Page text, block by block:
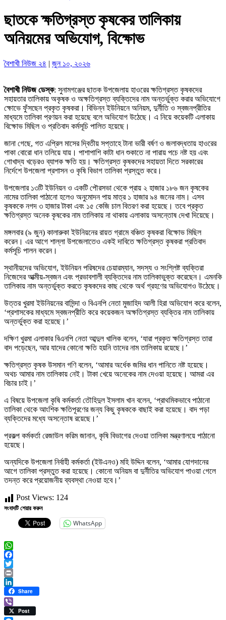
ছাতকে ক্ষতিগ্রস্ত কৃষকের তালিকায়
অনিয়মের অভিযোগ, বিক্ষোভ
বৈশাখী নিউজ ২৪ | জুন ১০, ২০২৬
বৈশাখী নিউজ ডেস্ক: সুনামগঞ্জের ছাতক উপজেলায় হাওরের ক্ষতিগ্রস্ত কৃষকদের
সহায়তার তালিকায় অকৃষক ও অক্ষতিগ্রস্ত ব্যক্তিদের নাম অন্তর্ভুক্ত করার অভিযোগে
ক্ষোভে ফুঁসছেন প্রকৃত কৃষকরা। বিভিন্ন ইউনিয়নে অনিয়ম, দুর্নীতি ও স্বজনপ্রীতির
মাধ্যমে তালিকা প্রণয়ন করা হয়েছে বলে অভিযোগ উঠেছে। এ নিয়ে কয়েকটি এলাকায়
বিক্ষোভ মিছিল ও প্রতিবাদ কর্মসূচি পালিত হয়েছে।
জানা গেছে, গত এপ্রিল মাসের দ্বিতীয় সপ্তাহে টানা ভারী বর্ষণ ও জলাবদ্ধতায় হাওরের
পাকা বোরো ধান তলিয়ে যায়। পাশাপাশি কাটা ধান শুকাতে না পারায় পচে নষ্ট হয় এবং
গোখাদ্য খড়েরও ব্যাপক ক্ষতি হয়। ক্ষতিগ্রস্ত কৃষকদের সহায়তা দিতে সরকারের
নির্দেশে উপজেলা প্রশাসন ও কৃষি বিভাগ তালিকা প্রস্তুত করে।
উপজেলার ১৩টি ইউনিয়ন ও একটি পৌরসভা থেকে প্রায় ২ হাজার ১৮৬ জন কৃষকের
নামের তালিকা পাঠানো হলেও অনুমোদন পায় মাত্র ১ হাজার ৯৪ জনের নাম। এসব
কৃষককে নগদ ৩ হাজার টাকা এবং ১৫ কেজি চাল বিতরণ করা হয়েছে। তবে প্রকৃত
ক্ষতিগ্রস্ত অনেক কৃষকের নাম তালিকায় না থাকায় এলাকায় অসন্তোষ দেখা দিয়েছে।
মঙ্গলবার (৯ জুন) কালারুকা ইউনিয়নের রায়ত গ্রামে বঞ্চিত কৃষকরা বিক্ষোভ মিছিল
করেন। এর আগে শাল্লা উপজেলাতেও একই দাবিতে ক্ষতিগ্রস্ত কৃষকরা প্রতিবাদ
কর্মসূচি পালন করেন।
স্থানীয়দের অভিযোগ, ইউনিয়ন পরিষদের চেয়ারম্যান, সদস্য ও সংশ্লিষ্ট ব্যক্তিরা
নিজেদের আত্মীয়-স্বজন এবং প্রভাবশালী ব্যক্তিদের নাম তালিকাভুক্ত করেছেন। এমনকি
তালিকায় নাম অন্তর্ভুক্ত করতে কৃষকদের কাছ থেকে অর্থ গ্রহণের অভিযোগও উঠেছে।
উত্তর খুরমা ইউনিয়নের বাসিন্দা ও বিএনপি নেতা মুজাহিদ আলী হিরা অভিযোগ করে বলেন,
‘প্রশাসকের মাধ্যমে স্বজনপ্রীতি করে কয়েকজন অক্ষতিগ্রস্ত ব্যক্তির নাম তালিকায়
অন্তর্ভুক্ত করা হয়েছে।’
দক্ষিণ খুরমা এলাকার বিএনপি নেতা আব্দুল খালিক বলেন, ‘যারা প্রকৃত ক্ষতিগ্রস্ত তারা
বাদ পড়েছেন, আর যাদের কোনো ক্ষতি হয়নি তাদের নাম তালিকায় রয়েছে।’
ক্ষতিগ্রস্ত কৃষক উসমান গণি বলেন, ‘আমার অর্ধেক জমির ধান পানিতে নষ্ট হয়েছে।
অথচ আমার নাম তালিকায় নেই। টাকা খেয়ে অনেকের নাম দেওয়া হয়েছে। আমরা এর
বিচার চাই।’
এ বিষয়ে উপজেলা কৃষি কর্মকর্তা তৌহিদুল ইসলাম খান বলেন, ‘প্রাথমিকভাবে পাঠানো
তালিকা থেকে আংশিক ক্ষতিপূরণের জন্য কিছু কৃষককে বাছাই করা হয়েছে। বাদ পড়া
ব্যক্তিদের মধ্যে অসন্তোষ রয়েছে।’
প্রকল্প কর্মকর্তা রেজাউল করিম জানান, কৃষি বিভাগের দেওয়া তালিকা মন্ত্রণালয়ে পাঠানো
হয়েছে।
অন্যদিকে উপজেলা নির্বাহী কর্মকর্তা (ইউএনও) মহি উদ্দিন বলেন, ‘আমার যোগদানের
আগে তালিকা প্রস্তুত করা হয়েছে। কোনো অনিয়ম বা দুর্নীতির অভিযোগ পাওয়া গেলে
তদন্ত করে প্রয়োজনীয় ব্যবস্থা নেওয়া হবে।’
Post Views: 124
সংবাদটি শেয়ার করুন
WhatsApp
WhatsApp
Facebook
Twitter
Print
LinkedIn
Share
ViberPost